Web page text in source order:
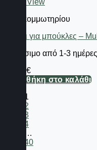
Είδη κομμωτηρίου
Ψαλίδι για μπούκλες –
Διαθέσιμο από 1-3 ημέρες
€
Προσθήκη στο καλάθι
1
2
3
4
…
40